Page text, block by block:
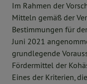
Im Rahmen der
Mitteln gemäß der
Bestimmungen für
Juni 2021
grundlegende
Fördermittel der
Eines der Kriterien,